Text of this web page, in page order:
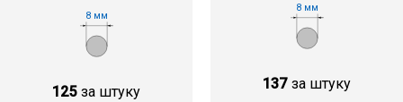
8 мм
125 за штуку
8 мм
137 за штуку